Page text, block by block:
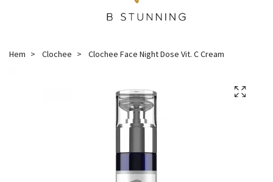
Hem Clochee Clochee Face Night Dose Vit. C Cream